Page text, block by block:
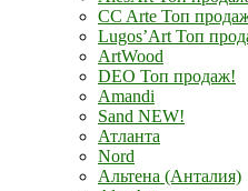
CC Arte Топ
Lugos’Art Топ
ArtWood
DEO Топ продаж!
Amandi
Sand NEW!
Атланта
Nord
Альтена (Анталия)